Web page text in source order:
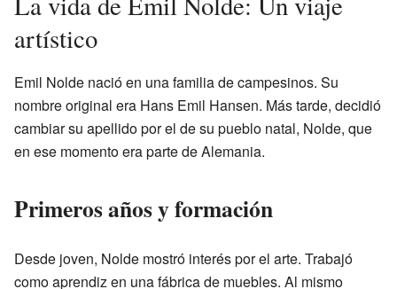
artístico
Emil Nolde nació en una familia de campesinos. Su
nombre original era Hans Emil Hansen. Más tarde, decidió
cambiar su apellido por el de su pueblo natal, Nolde, que
en ese momento era parte de Alemania.
Primeros años y formación
Desde joven, Nolde mostró interés por el arte. Trabajó
como aprendiz en una fábrica de muebles. Al mismo